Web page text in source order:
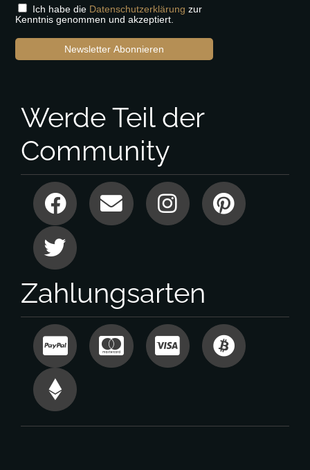
Ich habe die Datenschutzerklärung zur
Kenntnis genommen und akzeptiert.
Newsletter Abonnieren
Werde Teil der
Community
Zahlungsarten